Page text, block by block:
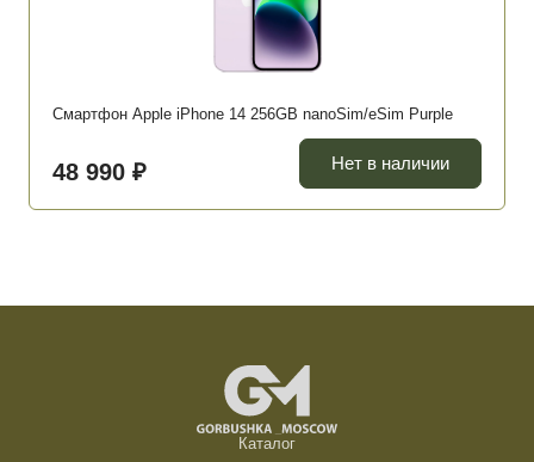
Смартфон Apple iPhone 14 256GB nanoSim/eSim Purple
48 990 ₽ Нет в наличии
Каталог